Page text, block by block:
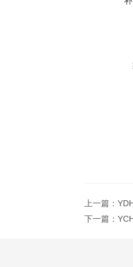
上一篇：
下一篇：